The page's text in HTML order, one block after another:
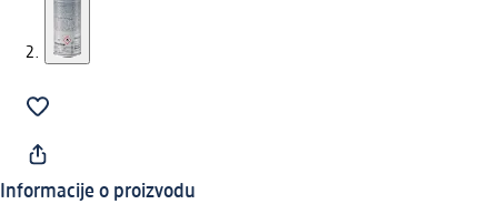
Informacije o proizvodu